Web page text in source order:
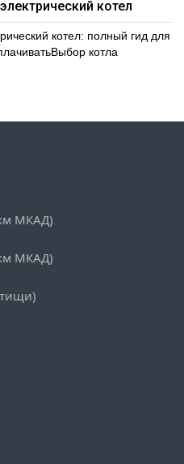
котел
котел: полный гид для
котла
МКАД)
МКАД)